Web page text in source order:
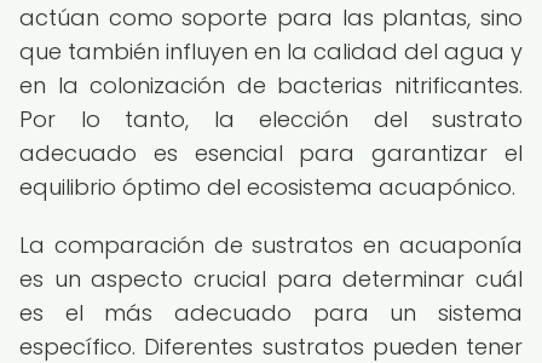
actúan como soporte para las plantas, sino
que también influyen en la calidad del agua y
en la colonización de bacterias nitrificantes.
Por lo tanto, la elección del sustrato
adecuado es esencial para garantizar el
equilibrio óptimo del ecosistema acuapónico.
La comparación de sustratos en acuaponía
es un aspecto crucial para determinar cuál
es el más adecuado para un sistema
específico. Diferentes sustratos pueden tener